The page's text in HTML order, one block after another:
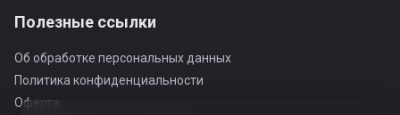
Полезные ссылки
Об обработке персональных данных
Политика конфиденциальности
Оферта